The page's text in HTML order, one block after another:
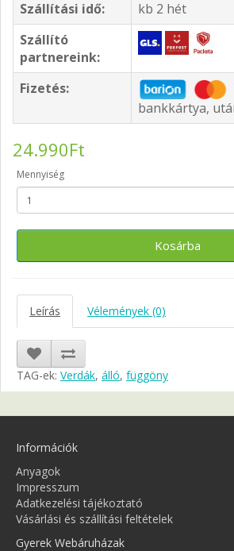
Szállítási idő:
kb 2 hét
Szállító
partnereink:
Fizetés:
bankkártya,
24.990Ft
Mennyiség
Kosárba
Leírás Vélemények (0)
TAG-ek: Verdák, álló, függöny
Információk
Anyagok
Impresszum
Adatkezelési tájékoztató
Vásárlási és szállítási feltételek
Gyerek Webáruházak